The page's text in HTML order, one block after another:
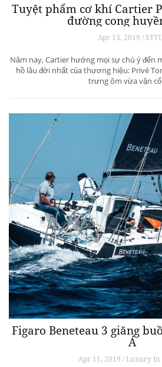
Tuyệt phẩm cơ khí Cartier
đường cong
Apr 13, 2019 /
Năm nay, Cartier hướng mọi sự chú ý đến
hồ lâu đời nhất của thương hiệu: Privé
trưng ôm vừa vặn
Figaro Beneteau 3 giăng
Á
Apr 11, 2019 / Luxury